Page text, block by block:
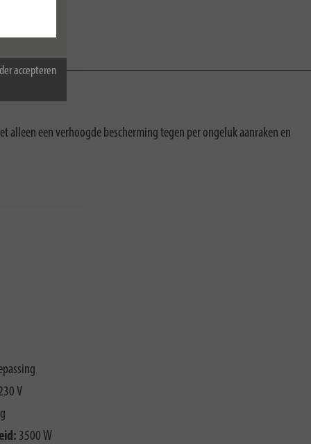
accepteren
een verhoogde bescherming tegen per ongeluk aanraken en
V
3500 W